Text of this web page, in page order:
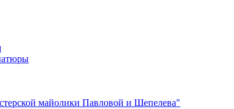
майолики Павловой и Шепелева"